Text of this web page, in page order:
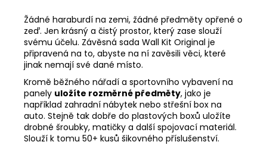
Žádné haraburdí na zemi, žádné předměty opřené o
zeď. Jen krásný a čistý prostor, který zase slouží
svému účelu. Závěsná sada Wall Kit Original je
připravená na to, abyste na ní zavěsili věci, které
jinak nemají své dané místo.
Kromě běžného nářadí a sportovního vybavení na
panely uložíte rozměrné předměty, jako je
například zahradní nábytek nebo střešní box na
auto. Stejně tak dobře do plastových boxů uložíte
drobné šroubky, matičky a další spojovací materiál.
Slouží k tomu 50+ kusů šikovného příslušenství.